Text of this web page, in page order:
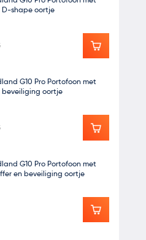
shape oortje
G10 Pro Portofoon met
oortje
G10 Pro Portofoon met
en beveiliging oortje